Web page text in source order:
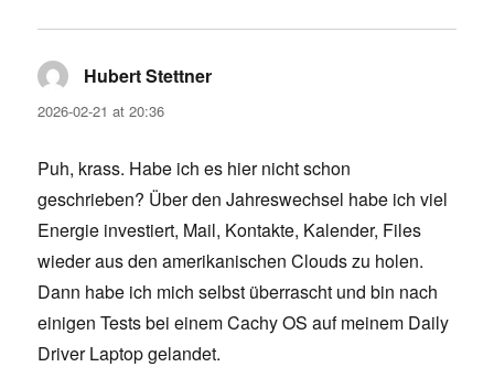
Hubert Stettner
2026-02-21 at 20:36
Puh, krass. Habe ich es hier nicht schon
geschrieben? Über den Jahreswechsel habe ich viel
Energie investiert, Mail, Kontakte, Kalender, Files
wieder aus den amerikanischen Clouds zu holen.
Dann habe ich mich selbst überrascht und bin nach
einigen Tests bei einem Cachy OS auf meinem Daily
Driver Laptop gelandet.